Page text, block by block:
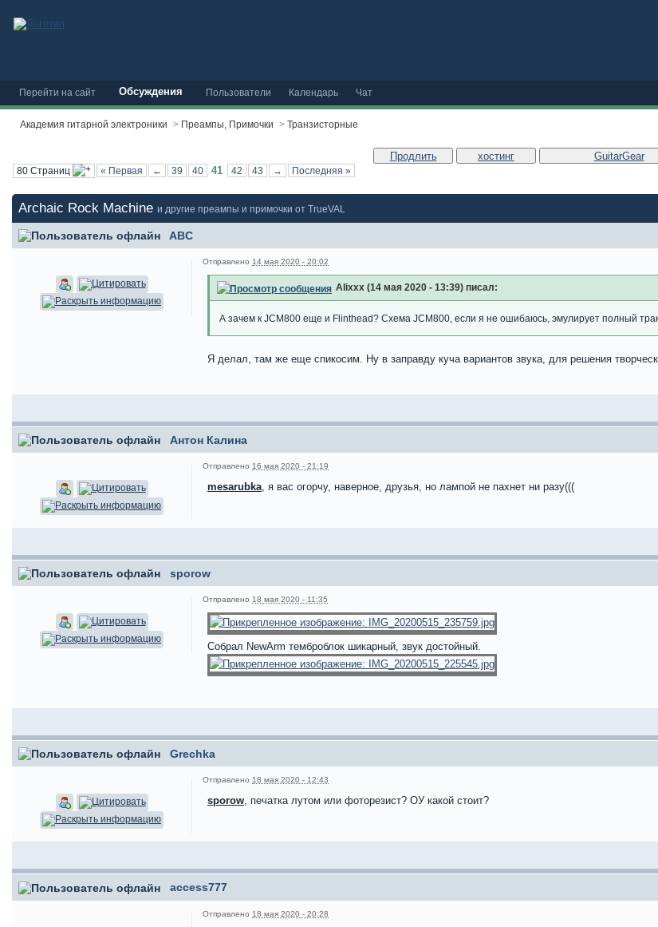
Перейти на сайт Обсуждения Пользователи Календарь Чат
Академия гитарной электроники > Преампы, Примочки > Транзисторные
Продлить хостинг GuitarGear
80 Страниц « Первая ← 39 40 41 42 43 → Последняя »
Archaic Rock Machine и другие преампы и примочки от TrueVAL
ABC
Отправлено 14 мая 2020 - 20:02
Alixxx (14 мая 2020 - 13:39) писал:
А зачем к JCM800 еще и Flinthead? Схема JCM800, если я не ошибаюсь, эмулирует полный
Я делал, там же еще спикосим. Ну в заправду куча вариантов звука, для решения
Антон Калина
Отправлено 16 мая 2020 - 21:19
mesarubka , я вас огорчу, наверное, друзья, но лампой не пахнет ни разу(((
sporow
Отправлено 18 мая 2020 - 11:35
Собрал NewArm темброблок шикарный, звук достойный.
Grechka
Отправлено 18 мая 2020 - 12:43
sporow, печатка лутом или фоторезист? ОУ какой стоит?
access777
Отправлено 18 мая 2020 - 20:28